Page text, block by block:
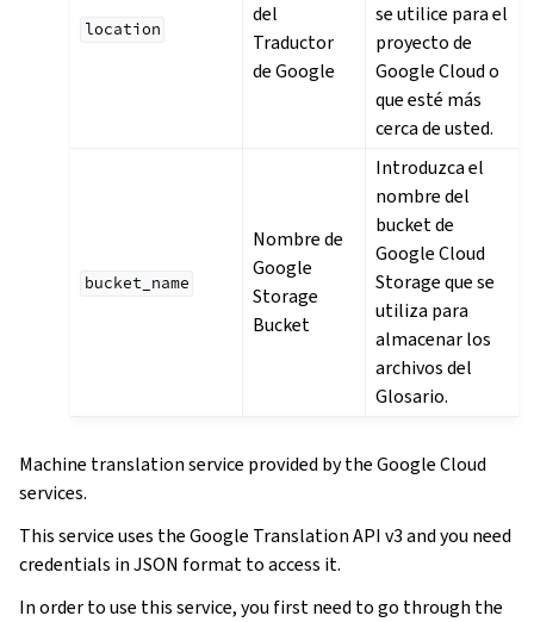
location
del
Traductor
de Google
se utilice para el
proyecto de
Google Cloud o
que esté más
cerca de usted.
bucket_name
Nombre de
Google
Storage
Bucket
Introduzca el
nombre del
bucket de
Google Cloud
Storage que se
utiliza para
almacenar los
archivos del
Glosario.
Machine translation service provided by the Google Cloud
services.
This service uses the Google Translation API v3 and you need
credentials in JSON format to access it.
In order to use this service, you first need to go through the